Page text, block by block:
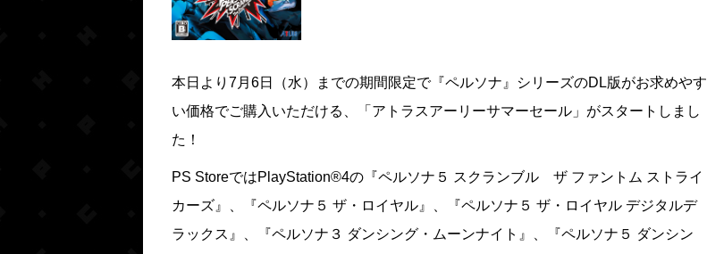
本日より7月6日（水）までの期間限定で『ペルソナ』シリーズのDL版がお求めやす
い価格でご購入いただける、「アトラスアーリーサマーセール」がスタートしまし
た！
PS StoreではPlayStation®4の『ペルソナ５ スクランブル ザ ファントム ストライ
カーズ』、『ペルソナ５ ザ・ロイヤル』、『ペルソナ５ ザ・ロイヤル デジタルデ
ラックス』、『ペルソナ３ ダンシング・ムーンナイト』、『ペルソナ５ ダンシン